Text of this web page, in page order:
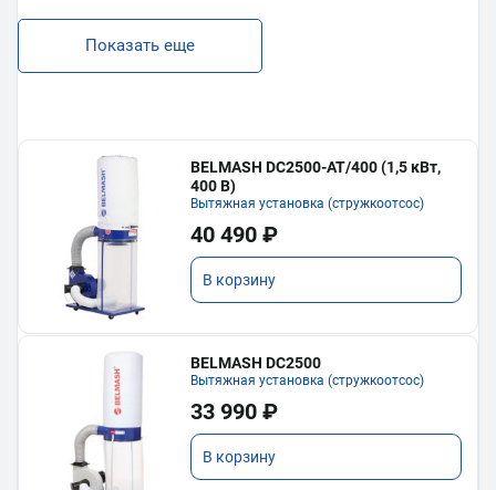
Показать еще
BELMASH DC2500-AT/400 (1,5 кВт,
400 В)
Вытяжная установка (стружкоотсос)
40 490 ₽
В корзину
BELMASH DC2500
Вытяжная установка (стружкоотсос)
33 990 ₽
В корзину